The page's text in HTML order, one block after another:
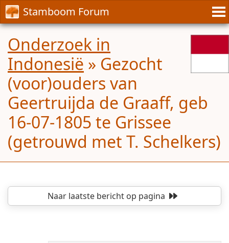
Stamboom Forum
Onderzoek in
Indonesië » Gezocht
(voor)ouders van
Geertruijda de Graaff, geb
16-07-1805 te Grissee
(getrouwd met T. Schelkers)
Naar laatste berichtop pagina